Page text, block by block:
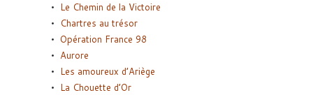
Le Chemin de la Victoire
Chartres au trésor
Opération France 98
Aurore
Les amoureux d’Ariège
La Chouette d’Or